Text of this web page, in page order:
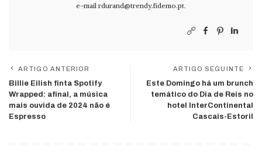
e-mail rdurand@trendy.fidemo.pt.
ARTIGO ANTERIOR
Billie Eilish finta Spotify
Wrapped: afinal, a música
mais ouvida de 2024 não é
Espresso
ARTIGO SEGUINTE
Este Domingo há um brunch
temático do Dia de Reis no
hotel InterContinental
Cascais-Estoril